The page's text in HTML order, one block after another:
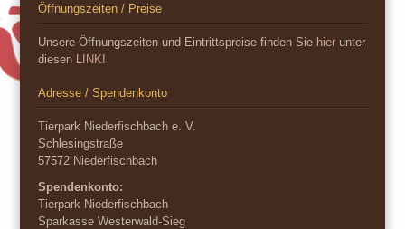
Öffnungszeiten / Preise
Unsere Öffnungszeiten und Eintrittspreise finden Sie hier unter
diesen LINK!
Adresse / Spendenkonto
Tierpark Niederfischbach e. V.
Schlesingstraße
57572 Niederfischbach
Spendenkonto:
Tierpark Niederfischbach
Sparkasse Westerwald-Sieg